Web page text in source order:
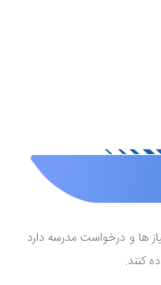
ها و درخواست مدرسه دارد
کنند.